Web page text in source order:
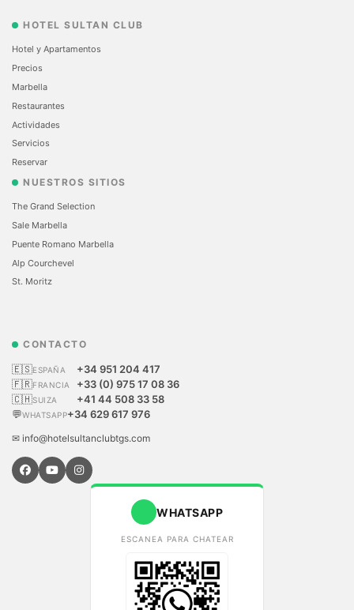
HOTEL SULTAN CLUB
Hotel y Apartamentos
Precios
Marbella
Restaurantes
Actividades
Servicios
Reservar
NUESTROS SITIOS
The Grand Selection
Sale Marbella
Puente Romano Marbella
Alp Courchevel
St. Moritz
CONTACTO
🇪🇸ESPAÑA
+34 951 204 417
🇫🇷FRANCIA
+33 (0) 975 17 08 36
🇨🇭SUIZA
+41 44 508 33 58
💬WHATSAPP+34 629 617 976
✉ info@hotelsultanclubtgs.com
WHATSAPP
ESCANEA PARA CHATEAR